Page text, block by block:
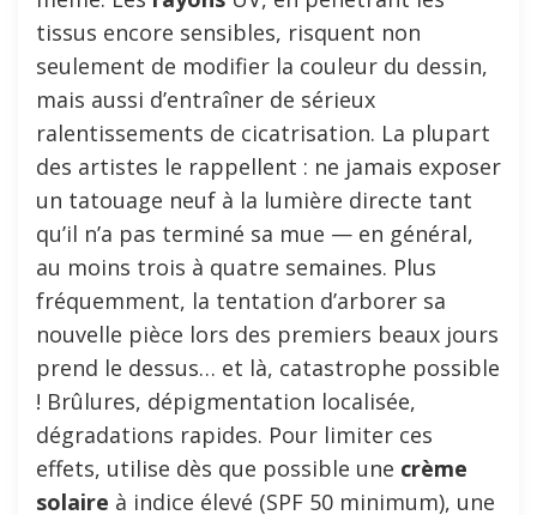
tissus encore sensibles, risquent non
seulement de modifier la couleur du dessin,
mais aussi d’entraîner de sérieux
ralentissements de cicatrisation. La plupart
des artistes le rappellent : ne jamais exposer
un tatouage neuf à la lumière directe tant
qu’il n’a pas terminé sa mue — en général,
au moins trois à quatre semaines. Plus
fréquemment, la tentation d’arborer sa
nouvelle pièce lors des premiers beaux jours
prend le dessus… et là, catastrophe possible
! Brûlures, dépigmentation localisée,
dégradations rapides. Pour limiter ces
effets, utilise dès que possible une crème
solaire à indice élevé (SPF 50 minimum), une